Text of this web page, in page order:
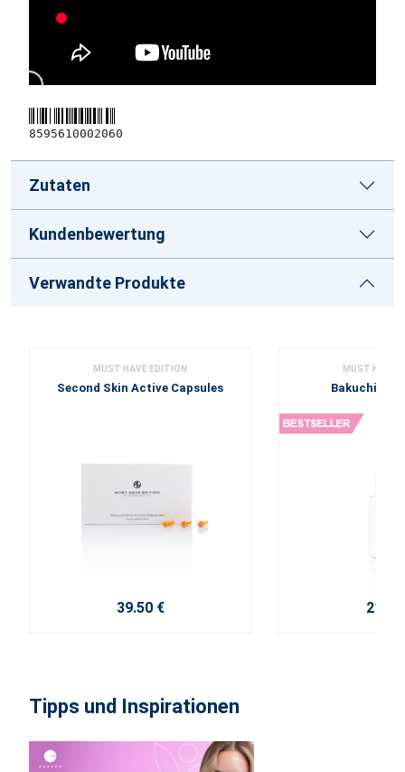
8595610002060
Zutaten
Kundenbewertung
Verwandte Produkte
MUST HAVE EDITION
Second Skin Active Capsules
39.50 €
MUST HAVE
Bakuchiol-
21.80
Tipps und Inspirationen